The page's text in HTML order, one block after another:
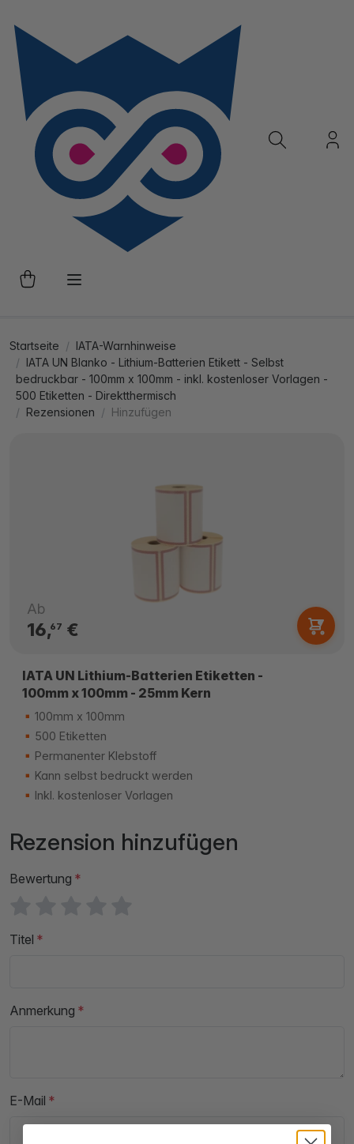
Startseite
IATA-Warnhinweise
IATA UN Blanko - Lithium-Batterien Etikett - Selbst
bedruckbar - 100mm x 100mm - inkl. kostenloser Vorlagen -
500 Etiketten - Direktthermisch
Rezensionen
Hinzufügen
Ab
16,67 €
IATA UN Lithium-Batterien Etiketten -
100mm x 100mm - 25mm Kern
100mm x 100mm
500 Etiketten
Permanenter Klebstoff
Kann selbst bedruckt werden
Inkl. kostenloser Vorlagen
Rezension hinzufügen
Bewertung
Titel
Anmerkung
E-Mail